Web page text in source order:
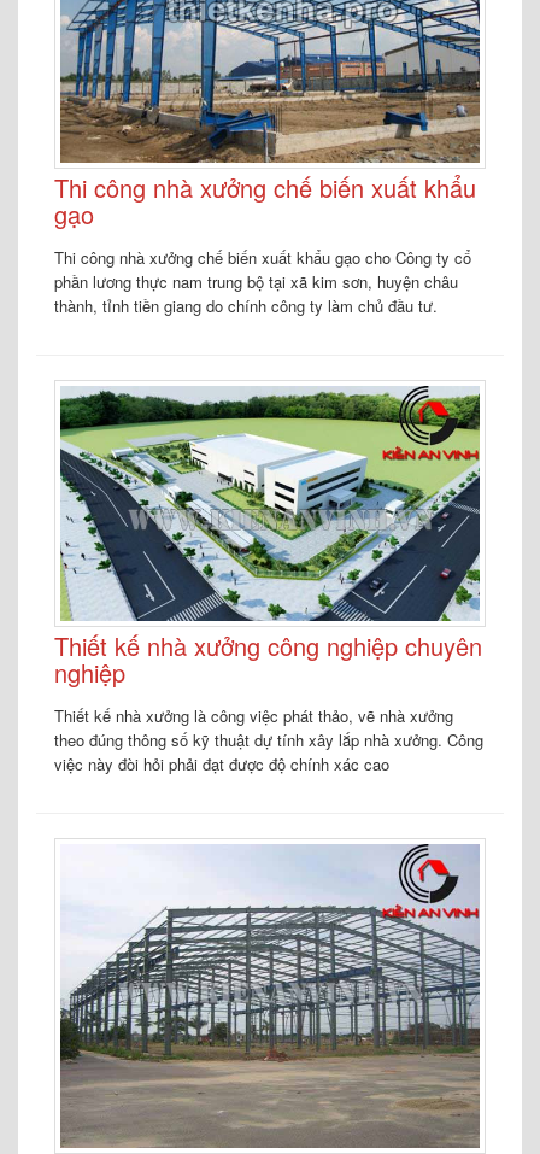
Thi công nhà xưởng chế biến xuất khẩu
gạo
Thi công nhà xưởng chế biến xuất khẩu gạo cho Công ty cổ
phần lương thực nam trung bộ tại xã kim sơn, huyện châu
thành, tỉnh tiền giang do chính công ty làm chủ đầu tư.
Thiết kế nhà xưởng công nghiệp chuyên
nghiệp
Thiết kế nhà xưởng là công việc phát thảo, vẽ nhà xưởng
theo đúng thông số kỹ thuật dự tính xây lắp nhà xưởng. Công
việc này đòi hỏi phải đạt được độ chính xác cao